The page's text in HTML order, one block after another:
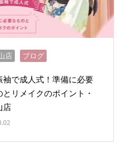
店 ブログ
袖で成人式！準備に必要
とリメイクのポイント・
店